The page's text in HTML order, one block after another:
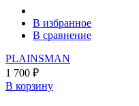
В избранное
В сравнение
PLAINSMAN
1 700 ₽
В корзину